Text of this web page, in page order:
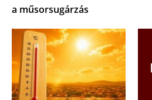
a műsorsugárzás